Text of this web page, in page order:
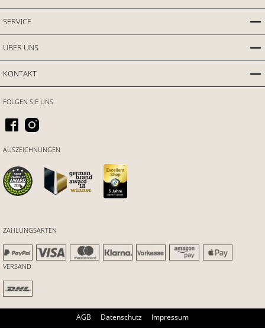
SERVICE
ÜBER UNS
KONTAKT
ZAHLUNGSARTEN
VERSAND
FOLGEN SIE UNS
AUSZEICHNUNGEN
AGB Datenschutz
Impressum